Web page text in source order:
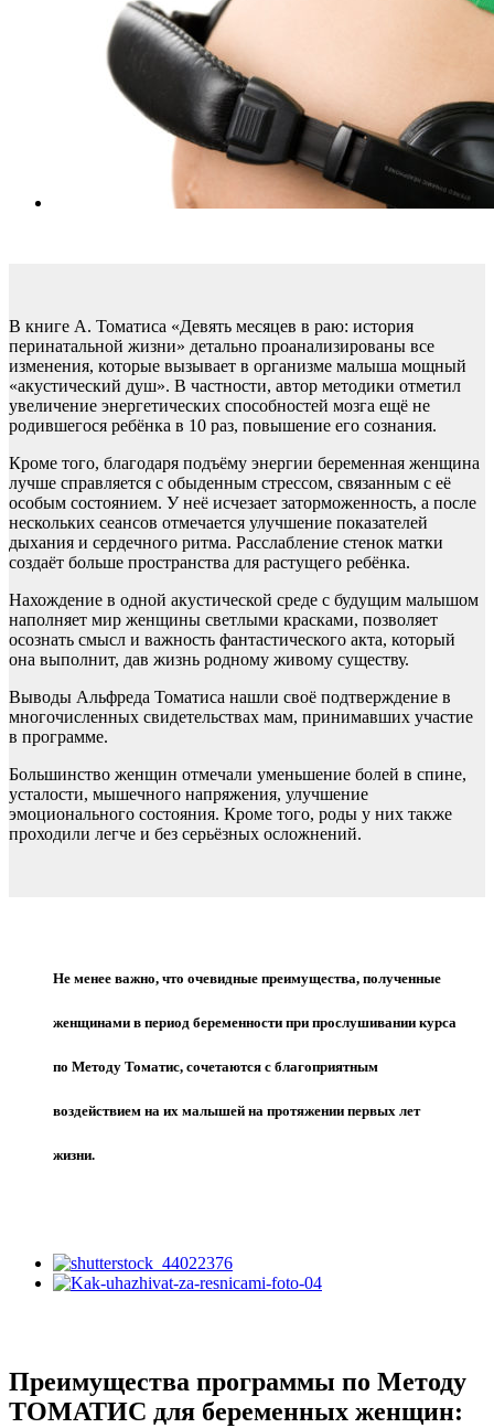
В книге А. Томатиса «Девять месяцев в раю: история
перинатальной жизни» детально проанализированы все
изменения, которые вызывает в организме малыша мощный
«акустический душ». В частности, автор методики отметил
увеличение энергетических способностей мозга ещё не
родившегося ребёнка в 10 раз, повышение его сознания.
Кроме того, благодаря подъёму энергии беременная женщина
лучше справляется с обыденным стрессом, связанным с её
особым состоянием. У неё исчезает заторможенность, а после
нескольких сеансов отмечается улучшение показателей
дыхания и сердечного ритма. Расслабление стенок матки
создаёт больше пространства для растущего ребёнка.
Нахождение в одной акустической среде с будущим малышом
наполняет мир женщины светлыми красками, позволяет
осознать смысл и важность фантастического акта, который
она выполнит, дав жизнь родному живому существу.
Выводы Альфреда Томатиса нашли своё подтверждение в
многочисленных свидетельствах мам, принимавших участие
в программе.
Большинство женщин отмечали уменьшение болей в спине,
усталости, мышечного напряжения, улучшение
эмоционального состояния. Кроме того, роды у них также
проходили легче и без серьёзных осложнений.
Не менее важно, что очевидные преимущества, полученные
женщинами в период беременности при прослушивании курса
по Методу Томатис, сочетаются с благоприятным
воздействием на их малышей на протяжении первых лет
жизни.
Преимущества программы по Методу
ТОМАТИС для беременных женщин: